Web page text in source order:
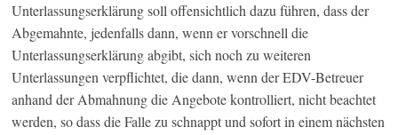
Unterlassungserklärung soll offensichtlich dazu führen, dass der
Abgemahnte, jedenfalls dann, wenn er vorschnell die
Unterlassungserklärung abgibt, sich noch zu weiteren
Unterlassungen verpflichtet, die dann, wenn der EDV-Betreuer
anhand der Abmahnung die Angebote kontrolliert, nicht beachtet
werden, so dass die Falle zu schnappt und sofort in einem nächsten